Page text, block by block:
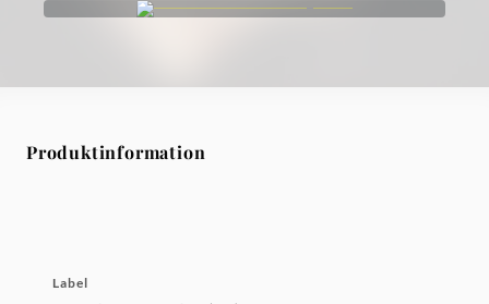
Produktinformation
Label